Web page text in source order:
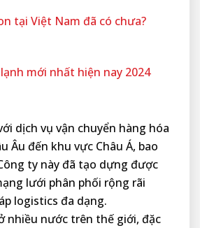
tại Việt Nam đã có chưa?
mới nhất hiện nay 2024
dịch vụ vận chuyển hàng hóa
Âu đến khu vực Châu Á, bao
ty này đã tạo dựng được
lưới phân phối rộng rãi
logistics đa dạng.
nhiều nước trên thế giới, đặc